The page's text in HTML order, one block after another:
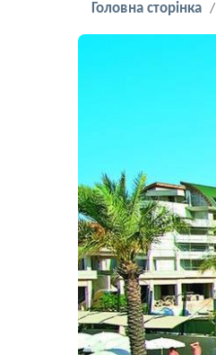
Головна сторінка